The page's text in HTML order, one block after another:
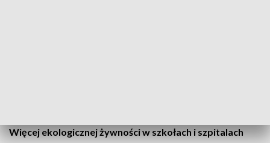
Więcej ekologicznej żywności w szkołach i szpitalach